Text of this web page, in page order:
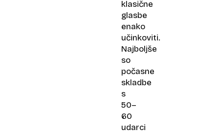
klasične
glasbe
enako
učinkoviti.
Najboljše
so
počasne
skladbe
s
50–
60
udarci